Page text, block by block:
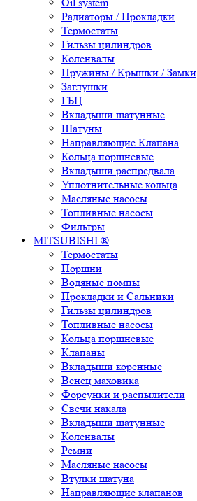
Радиаторы / Прокладки
Термостаты
Гильзы цилиндров
Коленвалы
Пружины / Крышки / Замки
Заглушки
ГБЦ
Вкладыши шатунные
Шатуны
Направляющие Клапана
Кольца поршневые
Вкладыши распредвала
Уплотнительные кольца
Масляные насосы
Топливные насосы
Фильтры
MITSUBISHI ®
Термостаты
Поршни
Водяные помпы
Прокладки и Сальники
Гильзы цилиндров
Топливные насосы
Кольца поршневые
Клапаны
Вкладыши коренные
Венец маховика
Форсунки и распылители
Свечи накала
Вкладыши шатунные
Коленвалы
Ремни
Масляные насосы
Втулки шатуна
Направляющие клапанов